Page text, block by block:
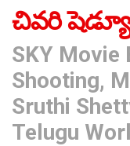
చివరి
SKY Movie
Shooting,
Sruthi
Telugu